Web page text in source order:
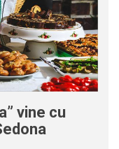
vine cu